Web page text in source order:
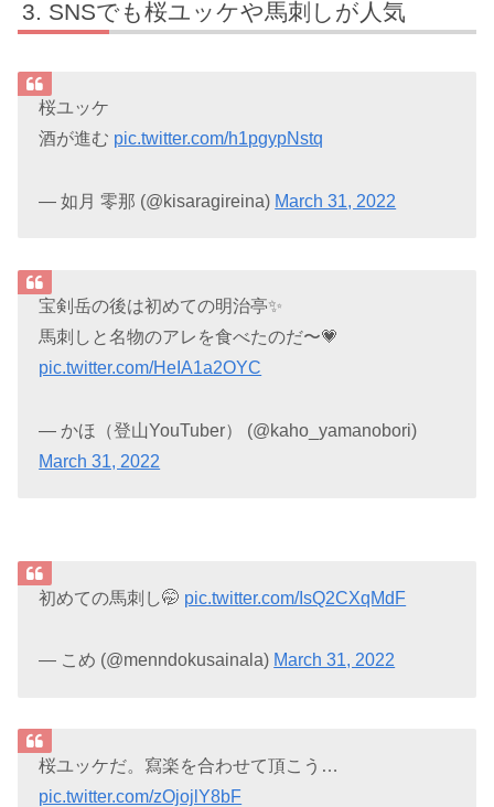
SNSでも桜ユッケや馬刺しが人気
桜ユッケ
酒が進む pic.twitter.com/h1pgypNstq
— 如月 零那 (@kisaragireina) March 31, 2022
宝剣岳の後は初めての明治亭✨
馬刺しと名物のアレを食べたのだ〜💗
pic.twitter.com/HeIA1a2OYC
— かほ（登山YouTuber） (@kaho_yamanobori)
March 31, 2022
初めての馬刺し🤭 pic.twitter.com/IsQ2CXqMdF
— こめ (@menndokusainala) March 31, 2022
桜ユッケだ。寫楽を合わせて頂こう…
pic.twitter.com/zOjojlY8bF